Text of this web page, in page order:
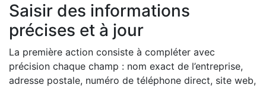
Saisir des informations
précises et à jour
La première action consiste à compléter avec
précision chaque champ : nom exact de l’entreprise,
adresse postale, numéro de téléphone direct, site web,